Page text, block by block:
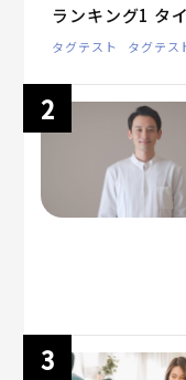
ランキング1 タ
タグテスト タグテス